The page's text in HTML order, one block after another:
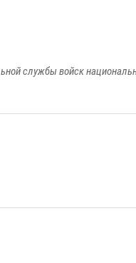
службы войск